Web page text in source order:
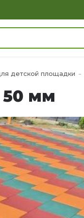
детской площадки
50 мм